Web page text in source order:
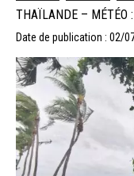
THAÏLANDE – MÉTÉO
Date de publication : 02/